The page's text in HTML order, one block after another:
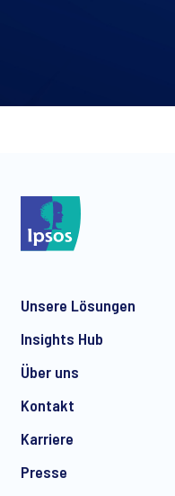
Unsere Lösungen
Insights Hub
Über uns
Kontakt
Karriere
Presse